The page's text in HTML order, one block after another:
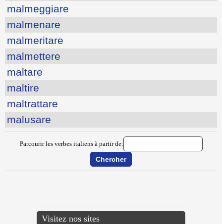
malmeggiare
malmenare
malmeritare
malmettere
maltare
maltire
maltrattare
malusare
Parcourir les verbes italiens à partir de:
Visitez nos sites